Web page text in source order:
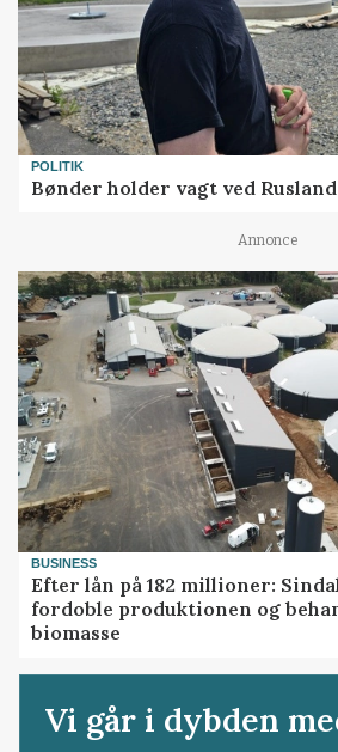
POLITIK
Bønder holder vagt ved Rusland
Annonce
BUSINESS
Efter lån på 182 millioner:
fordoble produktionen og
biomasse
Vi går i dybden